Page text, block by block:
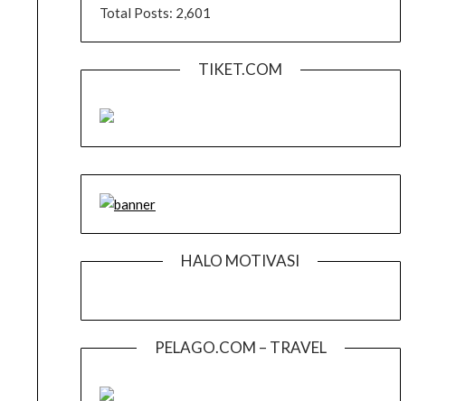
Total Posts: 2,601
TIKET.COM
HALO MOTIVASI
PELAGO.COM – TRAVEL